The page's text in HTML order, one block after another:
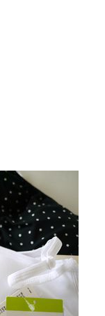
シピ公開！ママ
（ジスタ
をレビュー
も必要？うちの
た！
嫌い小学2年生